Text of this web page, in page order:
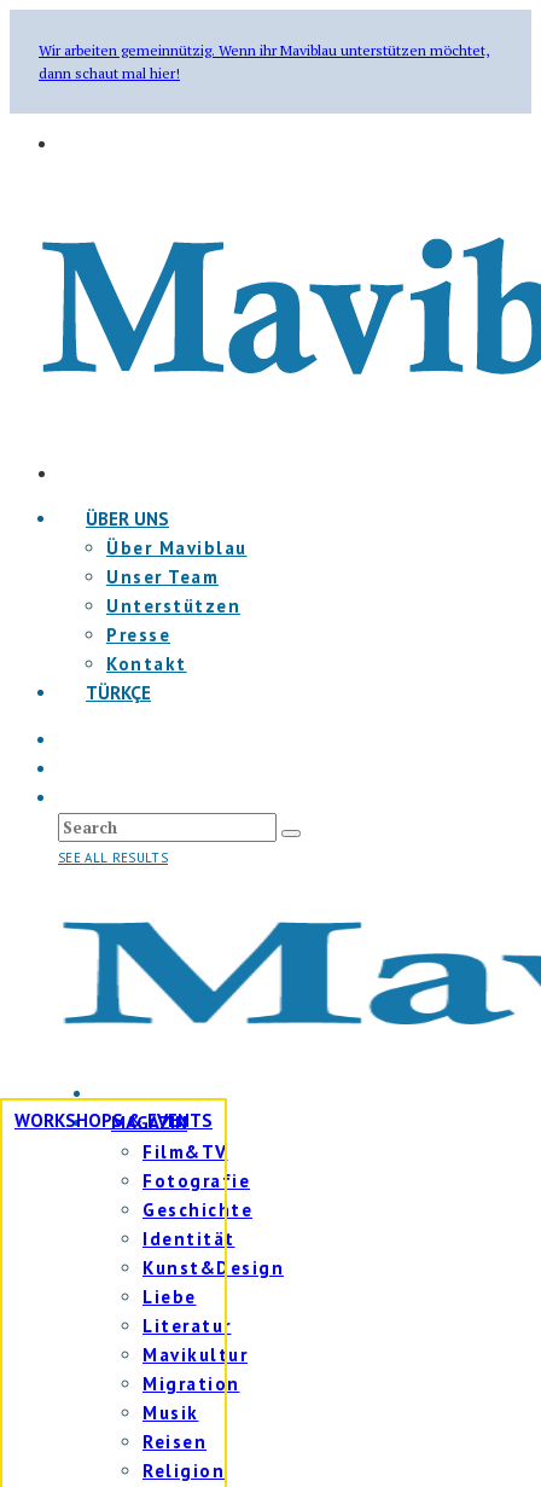
Wir arbeiten gemeinnützig. Wenn ihr Maviblau unterstützen möchtet,
dann schaut mal hier!
ÜBER UNS
Über Maviblau
Unser Team
Unterstützen
Presse
Kontakt
TÜRKÇE
SEE ALL RESULTS
WORKSHOPS & EVENTS
MAGAZIN
Film&TV
Fotografie
Geschichte
Identität
Kunst&Design
Liebe
Literatur
Mavikultur
Migration
Musik
Reisen
Religion